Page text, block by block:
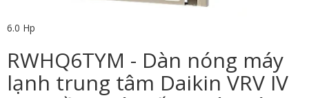
6.0 Hp
RWHQ6TYM - Dàn nóng máy
lạnh trung tâm Daikin VRV IV